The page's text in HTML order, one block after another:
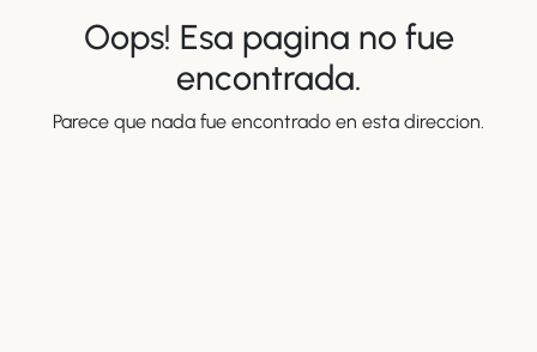
Oops! Esa pagina no fue
encontrada.
Parece que nada fue encontrado en esta direccion.